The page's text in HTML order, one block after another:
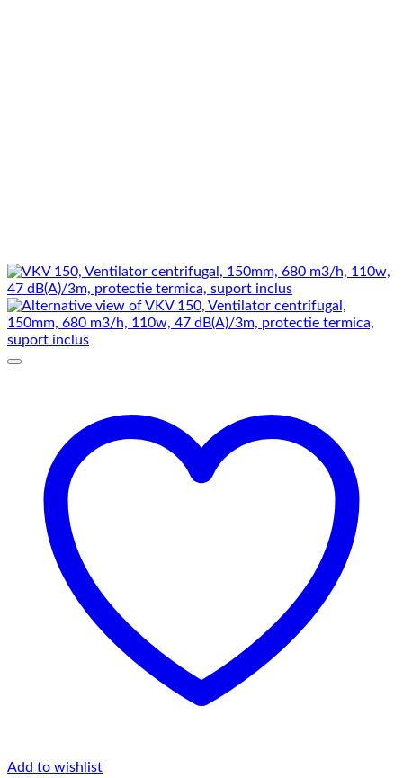
Add to wishlist